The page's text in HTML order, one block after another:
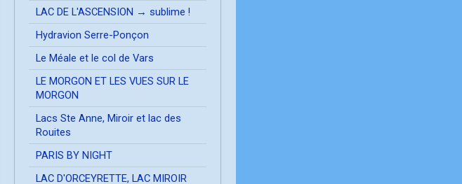
LAC DE L'ASCENSION → sublime !
Hydravion Serre-Ponçon
Le Méale et le col de Vars
LE MORGON ET LES VUES SUR LE
MORGON
Lacs Ste Anne, Miroir et lac des
Rouites
PARIS BY NIGHT
LAC D'ORCEYRETTE, LAC MIROIR